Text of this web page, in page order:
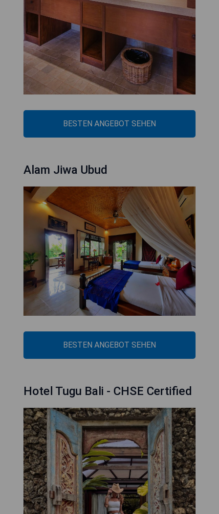
BESTEN ANGEBOT SEHEN
Alam Jiwa Ubud
BESTEN ANGEBOT SEHEN
Hotel Tugu Bali - CHSE Certified